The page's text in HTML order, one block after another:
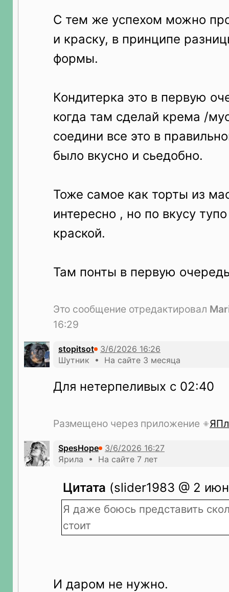
С тем же успехом можно
и краску, в принципе
формы.
Кондитерка это в первую
когда там сделай крема /
соедини все это в
было вкусно и сьедобно.
Тоже самое как торты из
интересно , но по вкусу
краской.
Там понты в первую
Это сообщение отредактировал
16:29
stopitsot
Шутник • На сайте 3 месяца
Для нетерпеливых с 02:40
Размещено через приложение
SpesHope
Ярила • На сайте 7 лет
Цитата (slider1983 @ 2
Я даже боюсь представить
стоит
И даром не нужно.